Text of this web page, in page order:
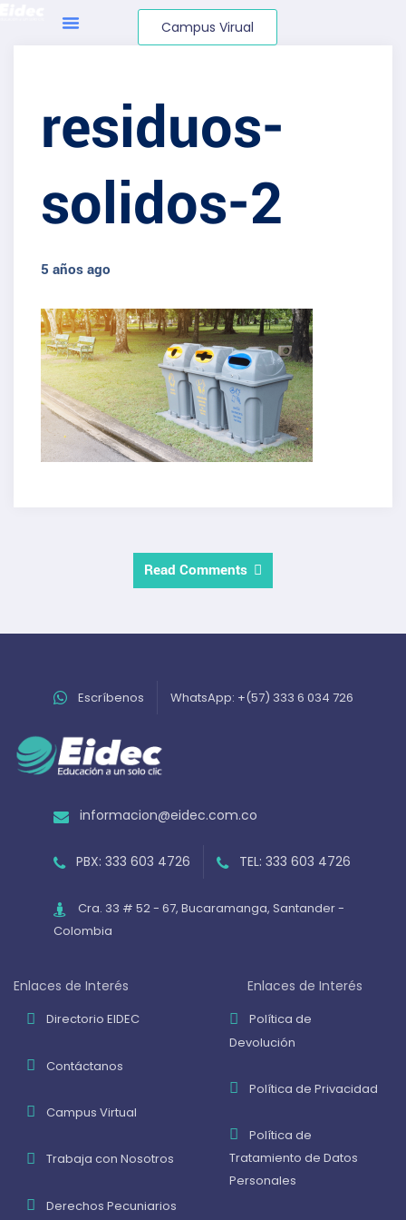
Campus Virual
residuos-
solidos-2
5 años ago
Read Comments
Escríbenos WhatsApp: +(57) 333 6 034 726
informacion@eidec.com.co
PBX: 333 603 4726 TEL: 333 603 4726
Cra. 33 # 52 - 67, Bucaramanga, Santander -
Colombia
Enlaces de Interés
Directorio EIDEC
Contáctanos
Campus Virtual
Trabaja con Nosotros
Derechos Pecuniarios
Enlaces de Interés
Política de
Devolución
Política de Privacidad
Política de
Tratamiento de Datos
Personales